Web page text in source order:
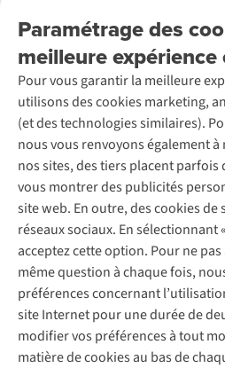
de
con
un
médecin.
Care Plus Bugsheet
Durallin
1
€19,95
couleur disponible
Care Plus
Secours
Blanket
€4,50
1 couleur
Paramétrage des
meilleure expérience
Pour vous garantir la meilleure
utilisons des cookies marketing,
(et des technologies similaires).
nous vous renvoyons également
nos sites, des tiers placent
vous montrer des publicités
site web. En outre, des cookies de
réseaux sociaux. En sélectionnant
acceptez cette option. Pour ne
même question à chaque fois,
préférences concernant
site Internet pour une durée de
modifier vos préférences à tout
matière de cookies au bas de